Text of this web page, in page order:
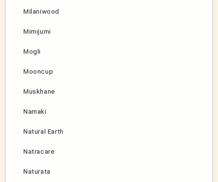
Milaniwood
Mimijumi
Mogli
Mooncup
Muskhane
Namaki
Natural Earth
Natracare
Naturata